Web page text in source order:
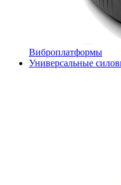
Виброплатформы
Универсальные